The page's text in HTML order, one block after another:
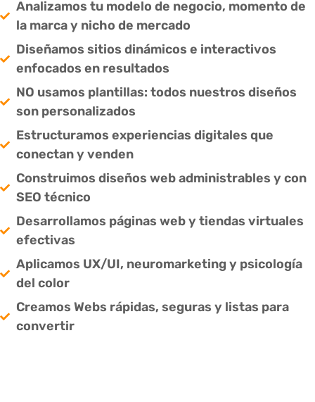
Analizamos tu modelo de negocio, momento de
la marca y nicho de mercado
Diseñamos sitios dinámicos e interactivos
enfocados en resultados
NO usamos plantillas: todos nuestros diseños
son personalizados
Estructuramos experiencias digitales que
conectan y venden
Construimos diseños web administrables y con
SEO técnico
Desarrollamos páginas web y tiendas virtuales
efectivas
Aplicamos UX/UI, neuromarketing y psicología
del color
Creamos Webs rápidas, seguras y listas para
convertir